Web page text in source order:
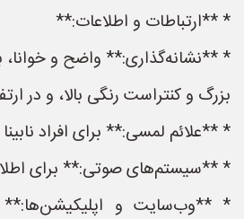
* **ارتباطات و اطلاعات:**
* **نشانه‌گذاری:** واضح و خوانا،
بزرگ و کنتراست رنگی بالا، و در
* **علائم لمسی:** برای افراد نابینا
* **سیستم‌های صوتی:** برای
* **وب‌سایت و